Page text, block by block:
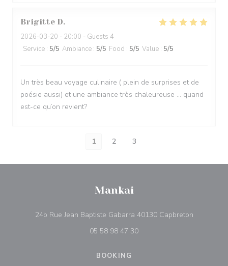
Brigitte D
2026-03-20 - 20:00 - Guests 4
Service : 5/5 Ambiance : 5/5 Food : 5/5 Value : 5/5
Un très beau voyage culinaire ( plein de surprises et de
poésie aussi) et une ambiance très chaleureuse … quand
est-ce qu’on revient?
1 2 3
Mankai
24b Rue Jean Baptiste Gabarra 40130 Capbreton((opens in
05 58 98 47 30
BOOKING